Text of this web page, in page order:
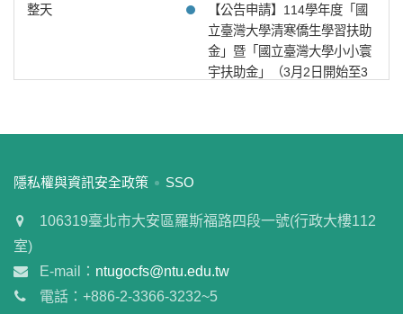
整天
【公告申請】114學年度「國
立臺灣大學清寒僑生學習扶助
金」暨「國立臺灣大學小小寰
宇扶助金」（3月2日開始至3
宇扶助金」（3月2日開始至3
搜尋
:::
隱私權與資訊安全政策 SSO
106319臺北市大安區羅斯福路四段一號(行政大樓112
室)
E-mail： ntugocfs@ntu.edu.tw
電話：+886-2-3366-3232~5